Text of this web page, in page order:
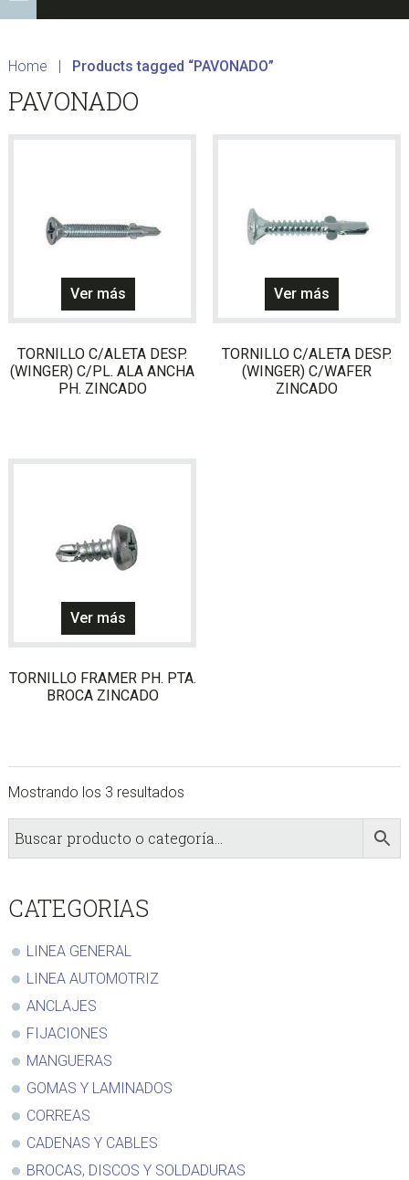
Home Products tagged “PAVONADO”
PAVONADO
Ver más
TORNILLO C/ALETA DESP.
(WINGER) C/PL. ALA ANCHA
PH. ZINCADO
Ver más
TORNILLO C/ALETA DESP.
(WINGER) C/WAFER
ZINCADO
Ver más
TORNILLO FRAMER PH. PTA.
BROCA ZINCADO
Mostrando los 3 resultados
sidebar
Store
Sidebar
CATEGORIAS
LINEA GENERAL
LINEA AUTOMOTRIZ
ANCLAJES
FIJACIONES
MANGUERAS
GOMAS Y LAMINADOS
CORREAS
CADENAS Y CABLES
BROCAS, DISCOS Y SOLDADURAS